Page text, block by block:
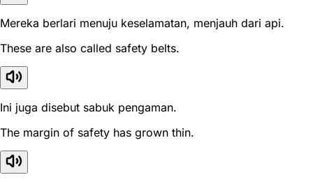
Mereka berlari menuju keselamatan, menjauh dari api.
These are also called safety belts.
Ini juga disebut sabuk pengaman.
The margin of safety has grown thin.